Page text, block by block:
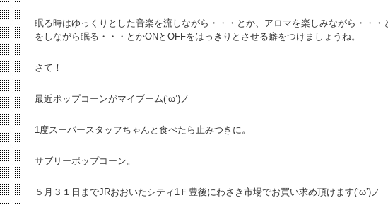
眠る時はゆっくりとした音楽を流しながら・・・とか、アロマを楽しみながら・・・
をしながら眠る・・・とかONとOFFをはっきりとさせる癖をつけましょうね。
さて！
最近ポップコーンがマイブーム(‘ω’)ノ
1度スーパースタッフちゃんと食べたら止みつきに。
サブリーポップコーン。
５月３１日までJRおおいたシティ1Ｆ豊後にわさき市場でお買い求め頂けます(‘ω’)ノ